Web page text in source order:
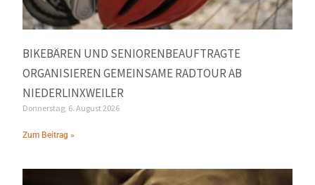
BIKEBÄREN UND SENIORENBEAUFTRAGTE
ORGANISIEREN GEMEINSAME RADTOUR AB
NIEDERLINXWEILER
Donnerstag, 6. August 2026
Zum Beitrag »